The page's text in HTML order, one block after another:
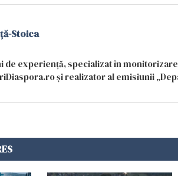
Stoica
de experiență, specializat în
și realizator al emisiunii